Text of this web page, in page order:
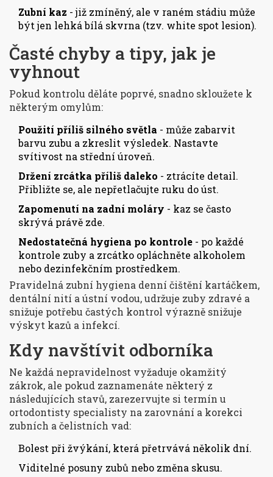
Zubní kaz - již zmíněný, ale v raném stádiu může
být jen lehká bílá skvrna (tzv. white spot lesion).
Časté chyby a tipy, jak je
vyhnout
Pokud kontrolu děláte poprvé, snadno skloužete k
některým omylům:
Použití příliš silného světla - může zabarvit
barvu zubu a zkreslit výsledek. Nastavte
svítivost na střední úroveň.
Držení zrcátka příliš daleko - ztrácíte detail.
Přibližte se, ale nepřetlačujte ruku do úst.
Zapomenutí na zadní moláry - kaz se často
skrývá právě zde.
Nedostatečná hygiena po kontrole - po každé
kontrole zuby a zrcátko opláchněte alkoholem
nebo dezinfekčním prostředkem.
Pravidelná zubní hygiena denní čištění kartáčkem,
dentální nití a ústní vodou, udržuje zuby zdravé a
snižuje potřebu častých kontrol výrazně snižuje
výskyt kazů a infekcí.
Kdy navštívit odborníka
Ne každá nepravidelnost vyžaduje okamžitý
zákrok, ale pokud zaznamenáte některý z
následujících stavů, zarezervujte si termín u
ortodontisty specialisty na zarovnání a korekci
zubních a čelistních vad:
Bolest při žvýkání, která přetrvává několik dní.
Viditelné posuny zubů nebo změna skusu.